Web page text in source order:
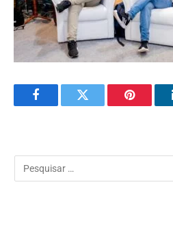
FacebookTwitter Pinterest